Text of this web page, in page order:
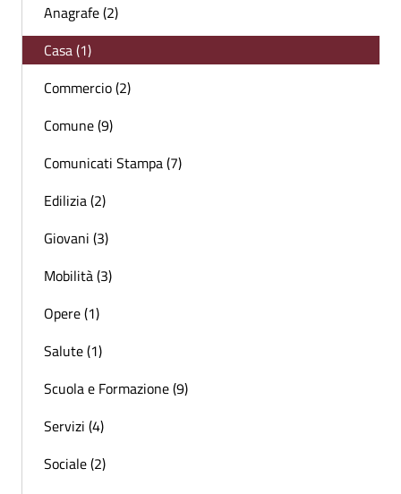
Anagrafe (2)
Casa (1)
Commercio (2)
Comune (9)
Comunicati Stampa (7)
Edilizia (2)
Giovani (3)
Mobilità (3)
Opere (1)
Salute (1)
Scuola e Formazione (9)
Servizi (4)
Sociale (2)